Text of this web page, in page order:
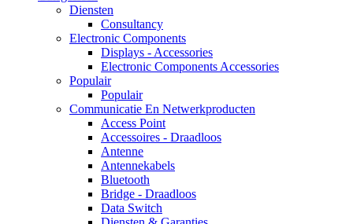
Diensten
Consultancy
Electronic Components
Displays - Accessories
Electronic Components Accessories
Populair
Populair
Communicatie En Netwerkproducten
Access Point
Accessoires - Draadloos
Antenne
Antennekabels
Bluetooth
Bridge - Draadloos
Data Switch